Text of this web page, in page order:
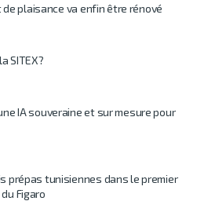
de plaisance va enfin être rénové
SITEX?
IA souveraine et sur mesure pour
prépas tunisiennes dans le premier
Figaro